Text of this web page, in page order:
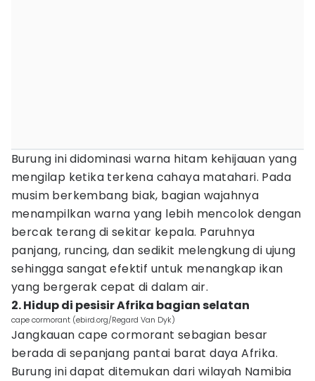
Burung ini didominasi warna hitam kehijauan yang
mengilap ketika terkena cahaya matahari. Pada
musim berkembang biak, bagian wajahnya
menampilkan warna yang lebih mencolok dengan
bercak terang di sekitar kepala. Paruhnya
panjang, runcing, dan sedikit melengkung di ujung
sehingga sangat efektif untuk menangkap ikan
yang bergerak cepat di dalam air.
2. Hidup di pesisir Afrika bagian selatan
cape cormorant (ebird.org/Regard Van Dyk)
Jangkauan cape cormorant sebagian besar
berada di sepanjang pantai barat daya Afrika.
Burung ini dapat ditemukan dari wilayah Namibia